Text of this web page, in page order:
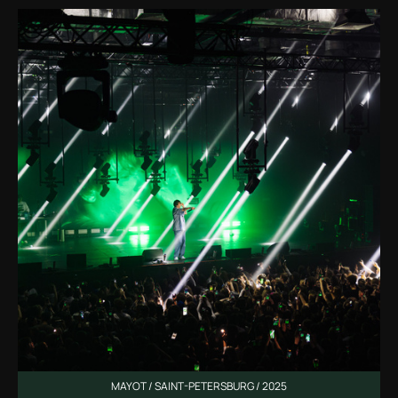
MAYOT / SAINT-PETERSBURG / 2025